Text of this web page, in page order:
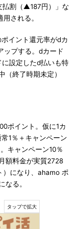
払割（▲187円）」な
される。
イント還元率がdカ
ップする。dカード
設定したd払いも特
（終了時期未定）
ポイント。仮に1カ
1％＋キャンペーン
キャンペーン10％
額料金が実質2728
）になり、ahamo ポ
なる。